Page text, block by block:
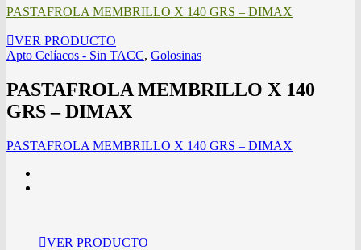
PASTAFROLA MEMBRILLO X 140 GRS – DIMAX
VER PRODUCTO
Apto Celíacos - Sin TACC, Golosinas
PASTAFROLA MEMBRILLO X 140
GRS – DIMAX
PASTAFROLA MEMBRILLO X 140 GRS – DIMAX
VER PRODUCTO